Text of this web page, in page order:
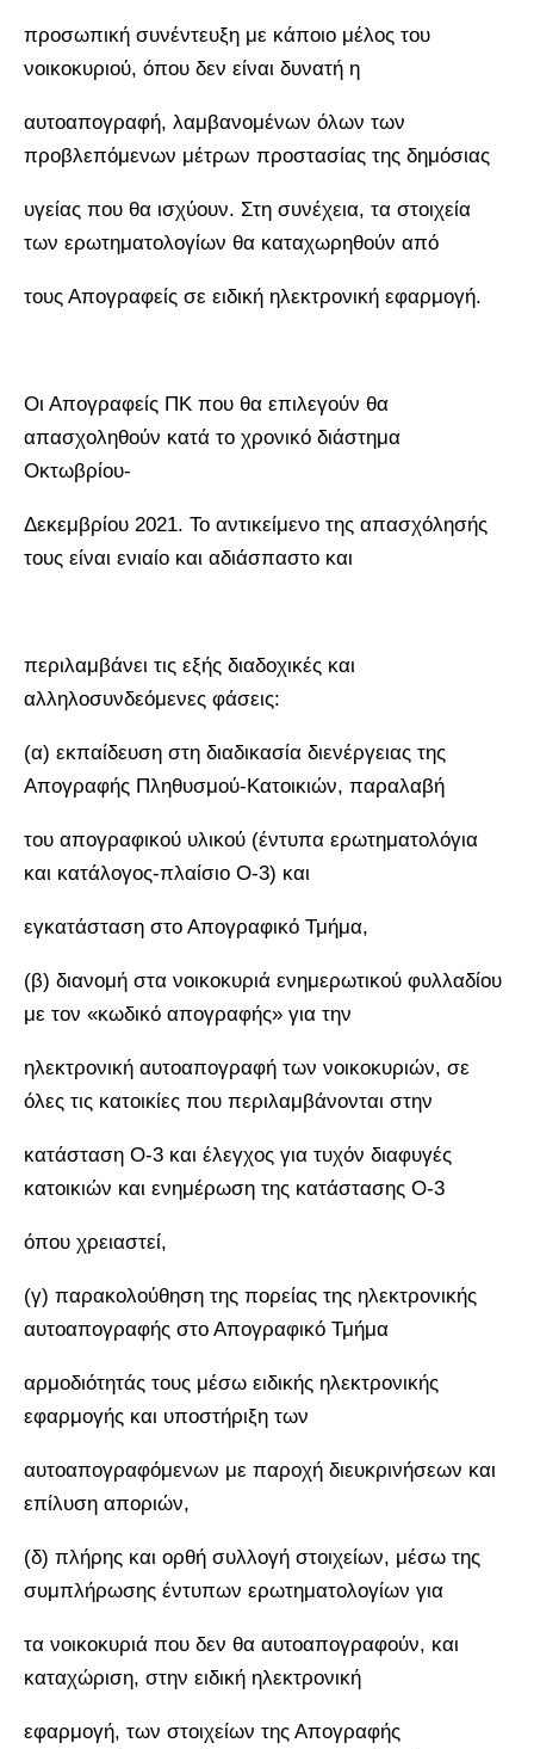
προσωπική συνέντευξη με κάποιο μέλος του
νοικοκυριού, όπου δεν είναι δυνατή η
αυτοαπογραφή, λαμβανομένων όλων των
προβλεπόμενων μέτρων προστασίας της δημόσιας
υγείας που θα ισχύουν. Στη συνέχεια, τα στοιχεία
των ερωτηματολογίων θα καταχωρηθούν από
τους Απογραφείς σε ειδική ηλεκτρονική εφαρμογή.
Οι Απογραφείς ΠΚ που θα επιλεγούν θα
απασχοληθούν κατά το χρονικό διάστημα
Οκτωβρίου-
Δεκεμβρίου 2021. Το αντικείμενο της απασχόλησής
τους είναι ενιαίο και αδιάσπαστο και
περιλαμβάνει τις εξής διαδοχικές και
αλληλοσυνδεόμενες φάσεις:
(α) εκπαίδευση στη διαδικασία διενέργειας της
Απογραφής Πληθυσμού-Κατοικιών, παραλαβή
του απογραφικού υλικού (έντυπα ερωτηματολόγια
και κατάλογος-πλαίσιο Ο-3) και
εγκατάσταση στο Απογραφικό Τμήμα,
(β) διανομή στα νοικοκυριά ενημερωτικού φυλλαδίου
με τον «κωδικό απογραφής» για την
ηλεκτρονική αυτοαπογραφή των νοικοκυριών, σε
όλες τις κατοικίες που περιλαμβάνονται στην
κατάσταση Ο-3 και έλεγχος για τυχόν διαφυγές
κατοικιών και ενημέρωση της κατάστασης Ο-3
όπου χρειαστεί,
(γ) παρακολούθηση της πορείας της ηλεκτρονικής
αυτοαπογραφής στο Απογραφικό Τμήμα
αρμοδιότητάς τους μέσω ειδικής ηλεκτρονικής
εφαρμογής και υποστήριξη των
αυτοαπογραφόμενων με παροχή διευκρινήσεων και
επίλυση αποριών,
(δ) πλήρης και ορθή συλλογή στοιχείων, μέσω της
συμπλήρωσης έντυπων ερωτηματολογίων για
τα νοικοκυριά που δεν θα αυτοαπογραφούν, και
καταχώριση, στην ειδική ηλεκτρονική
εφαρμογή, των στοιχείων της Απογραφής